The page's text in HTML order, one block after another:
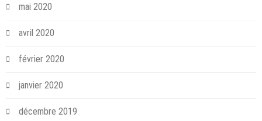
mai 2020
avril 2020
février 2020
janvier 2020
décembre 2019